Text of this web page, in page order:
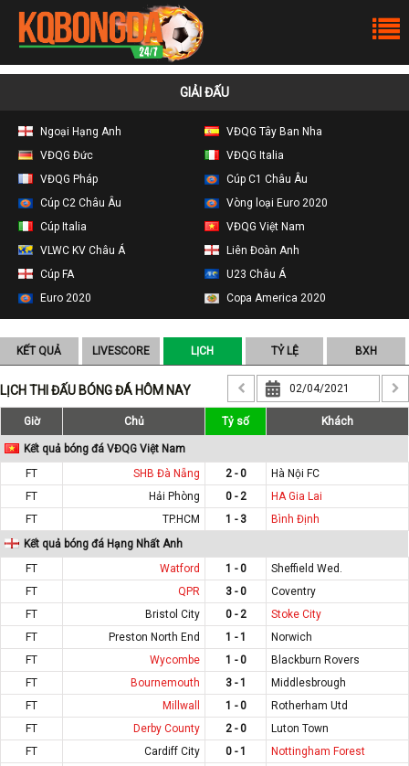
GIẢI ĐẤU
Ngoại Hạng Anh
VĐQG Tây Ban Nha
VĐQG Đức
VĐQG Italia
VĐQG Pháp
Cúp C1 Châu Âu
Cúp C2 Châu Âu
Vòng loại Euro 2020
Cúp Italia
VĐQG Việt Nam
VLWC KV Châu Á
Liên Đoàn Anh
Cúp FA
U23 Châu Á
Euro 2020
Copa America 2020
KẾT QUẢ LIVESCORE LỊCH TỶ LỆ BXH
LỊCH THI ĐẤU BÓNG ĐÁ HÔM NAY
Giờ Chủ Tỷ số Khách
Kết quả bóng đá VĐQG Việt Nam
FT
SHB Đà Nẵng 2 - 0
Hà Nội FC
FT
Hải Phòng 0 - 2
HA Gia Lai
FT
TP.HCM 1 - 3
Bình Định
Kết quả bóng đá Hạng Nhất Anh
FT
Watford 1 - 0
Sheffield Wed.
FT
QPR 3 - 0
Coventry
FT
Bristol City 0 - 2
Stoke City
FT
Preston North End 1 - 1
Norwich
FT
Wycombe 1 - 0
Blackburn Rovers
FT
Bournemouth 3 - 1
Middlesbrough
FT
Millwall 1 - 0
Rotherham Utd
FT
Derby County 2 - 0
Luton Town
FT
Cardiff City 0 - 1
Nottingham Forest